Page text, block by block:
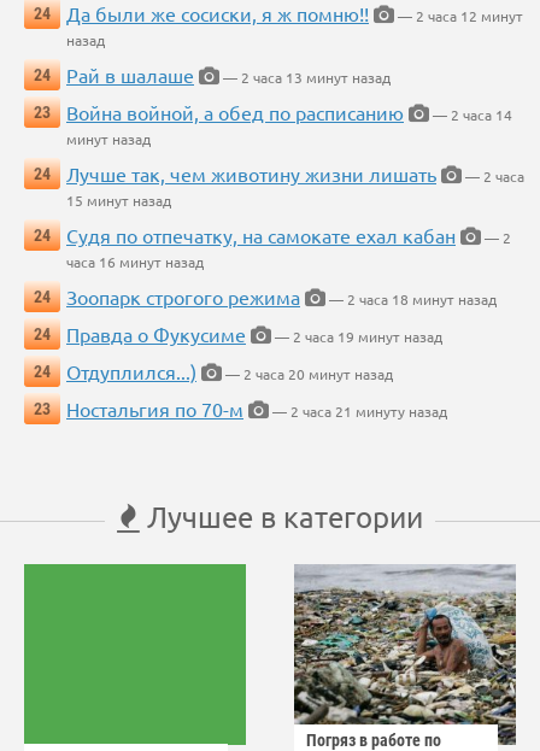
24
Да были же сосиски, я ж помню!!
— 2 часа 12 минут
назад
24
Рай в шалаше
— 2 часа 13 минут назад
23
Война войной, а обед по расписанию
— 2 часа 14
минут назад
24
Лучше так, чем животину жизни лишать
— 2 часа
15 минут назад
24
Судя по отпечатку, на самокате ехал кабан
— 2
часа 16 минут назад
24
Зоопарк строгого режима
— 2 часа 18 минут назад
24
Правда о Фукусиме
— 2 часа 19 минут назад
24
Отдуплился...)
— 2 часа 20 минут назад
23
Ностальгия по 70-м — 2 часа 21 минуту назад
Лучшее в категории
Погряз в работе по